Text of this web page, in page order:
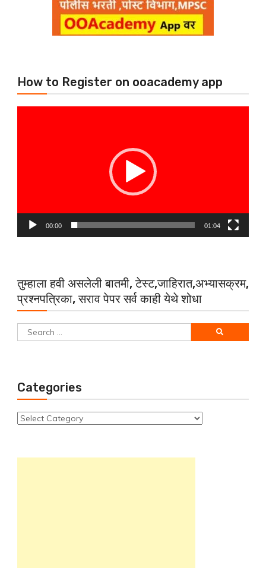
How to Register on ooacademy app
00:00 01:04
तुम्हाला हवी असलेली बातमी, टेस्ट,जाहिरात,अभ्यासक्रम,
प्रश्नपत्रिका, सराव पेपर सर्व काही येथे शोधा
Search
for:
Categories
Categories